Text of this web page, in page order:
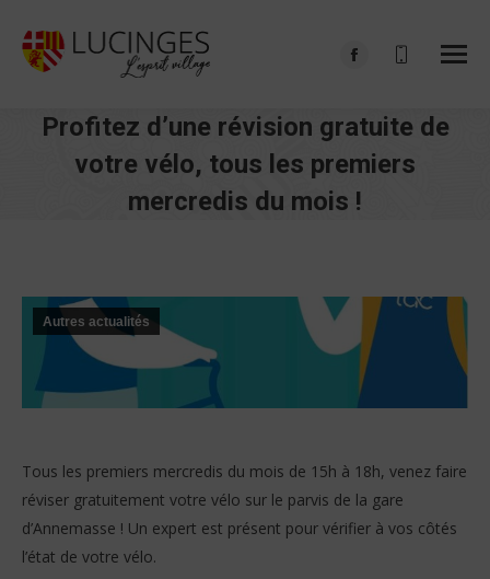
Facebook
opens
new
window
Profitez d’une révision gratuite de
votre vélo, tous les premiers
mercredis du mois !
Autres actualités
Tous les premiers mercredis du mois de 15h à 18h, venez faire
réviser gratuitement votre vélo sur le parvis de la gare
d’Annemasse ! Un expert est présent pour vérifier à vos côtés
l’état de votre vélo.